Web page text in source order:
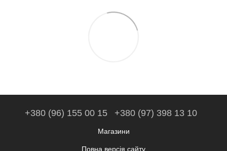
+380 (96) 155 00 15 +380 (97) 398 13 10
Магазини
Повна версія сайту